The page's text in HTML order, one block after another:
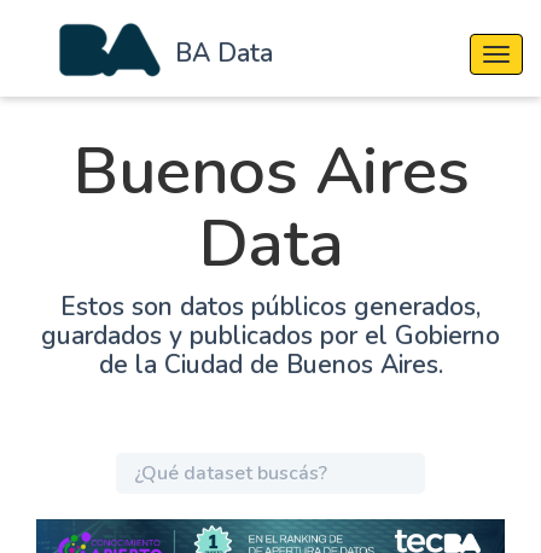
BA Data
Buenos Aires
Data
Estos son datos públicos generados,
guardados y publicados por el Gobierno
de la Ciudad de Buenos Aires.